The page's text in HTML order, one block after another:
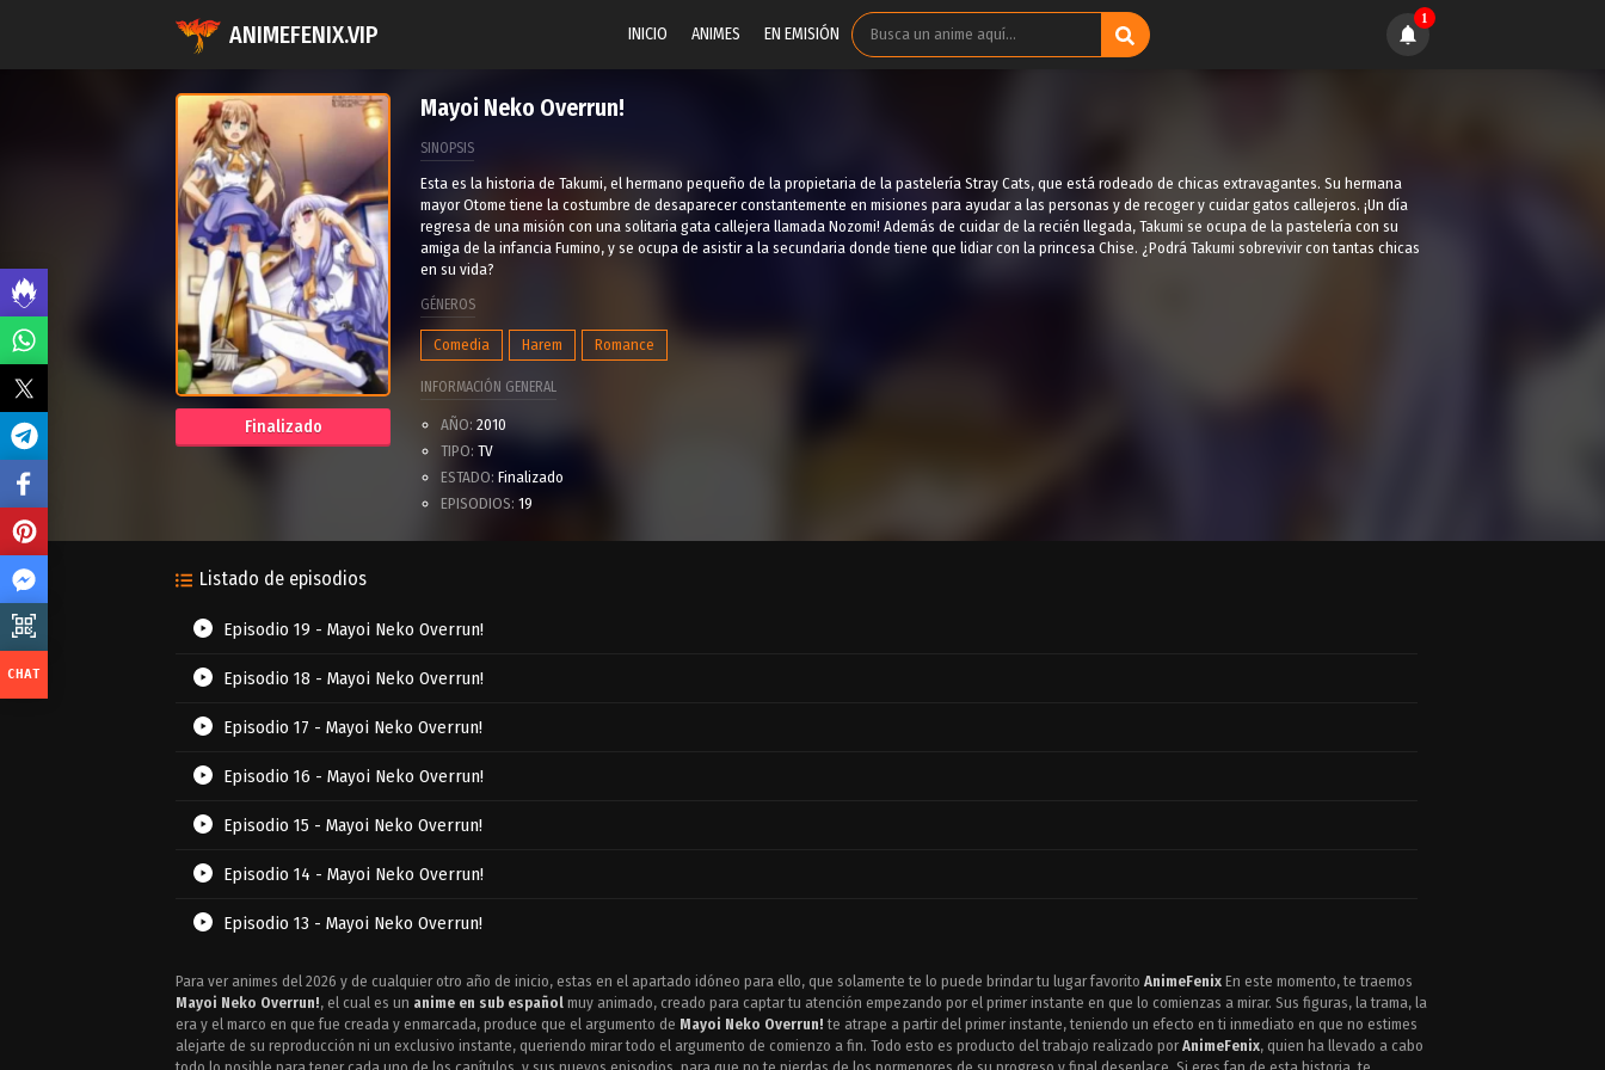
ANIMEFENIX.VIP INICIO ANIMES EN EMISIÓN
1
Finalizado
Mayoi Neko Overrun!
SINOPSIS
Esta es la historia de Takumi, el hermano pequeño de la propietaria de la pastelería Stray Cats, que está rodeado de chicas extravagantes. Su hermana
mayor Otome tiene la costumbre de desaparecer constantemente en misiones para ayudar a las personas y de recoger y cuidar gatos callejeros. ¡Un día
regresa de una misión con una solitaria gata callejera llamada Nozomi! Además de cuidar de la recién llegada, Takumi se ocupa de la pastelería con su
amiga de la infancia Fumino, y se ocupa de asistir a la secundaria donde tiene que lidiar con la princesa Chise. ¿Podrá Takumi sobrevivir con tantas chicas
en su vida?
GÉNEROS
Comedia Harem Romance
INFORMACIÓN GENERAL
AÑO: 2010
TIPO: TV
ESTADO: Finalizado
EPISODIOS: 19
Listado de episodios
Episodio 19 - Mayoi Neko Overrun!
Episodio 18 - Mayoi Neko Overrun!
Episodio 17 - Mayoi Neko Overrun!
Episodio 16 - Mayoi Neko Overrun!
Episodio 15 - Mayoi Neko Overrun!
Episodio 14 - Mayoi Neko Overrun!
Episodio 13 - Mayoi Neko Overrun!
Episodio 12 - Mayoi Neko Overrun!
Episodio 11 - Mayoi Neko Overrun!
Para ver animes del 2026 y de cualquier otro año de inicio, estas en el apartado idóneo para ello, que solamente te lo puede brindar tu lugar favorito AnimeFenix En este momento, te traemos
Mayoi Neko Overrun!, el cual es un anime en sub español muy animado, creado para captar tu atención empezando por el primer instante en que lo comienzas a mirar. Sus figuras, la trama, la
era y el marco en que fue creada y enmarcada, produce que el argumento de Mayoi Neko Overrun! te atrape a partir del primer instante, teniendo un efecto en ti inmediato en que no estimes
alejarte de su reproducción ni un exclusivo instante, queriendo mirar todo el argumento de comienzo a fin. Todo esto es producto del trabajo realizado por AnimeFenix, quien ha llevado a cabo